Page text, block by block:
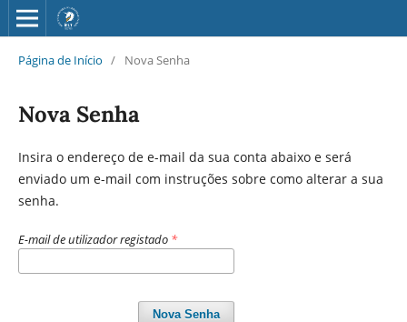
Página de Início / Nova Senha
Nova Senha
Insira o endereço de e-mail da sua conta abaixo e será
enviado um e-mail com instruções sobre como alterar a sua
senha.
E-mail de utilizador registado *
Nova Senha